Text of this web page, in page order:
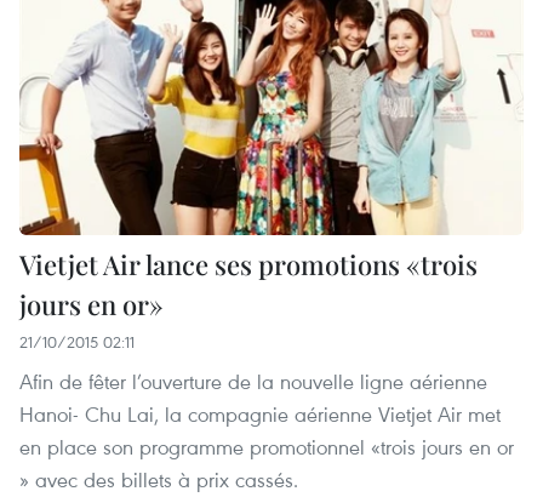
Vietjet Air lance ses promotions «trois
jours en or»
21/10/2015 02:11
Afin de fêter l’ouverture de la nouvelle ligne aérienne
Hanoi- Chu Lai, la compagnie aérienne Vietjet Air met
en place son programme promotionnel «trois jours en or
» avec des billets à prix cassés.